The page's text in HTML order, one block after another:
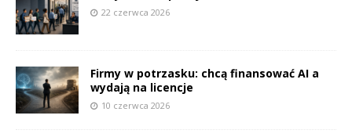
22 czerwca 2026
Firmy w potrzasku: chcą finansować AI a
wydają na licencje
10 czerwca 2026